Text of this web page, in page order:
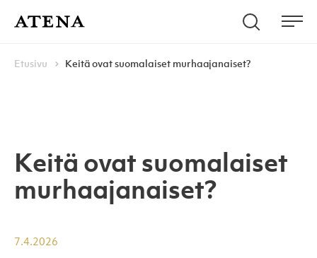
Atena Kustannus Hae
Navigoi
Etusivu
Keitä ovat suomalaiset murhaajanaiset?
Keitä ovat suomalaiset
murhaajanaiset?
7.4.2026